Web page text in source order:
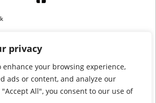
privacy
enhance your browsing experience,
ads or content, and analyze our
All", you consent to our use of